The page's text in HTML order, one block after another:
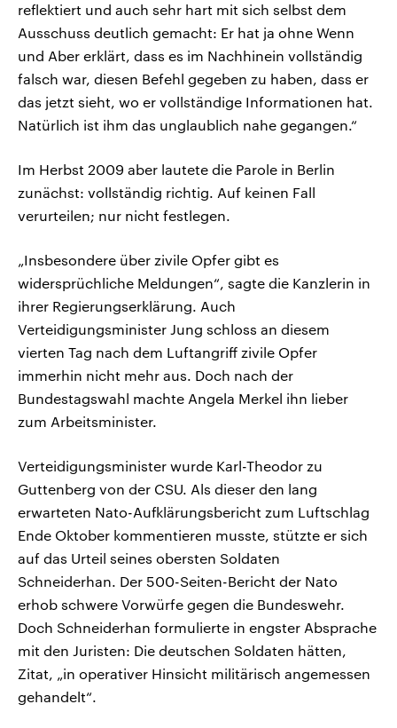
reflektiert und auch sehr hart mit sich selbst dem
Ausschuss deutlich gemacht: Er hat ja ohne Wenn
und Aber erklärt, dass es im Nachhinein vollständig
falsch war, diesen Befehl gegeben zu haben, dass er
das jetzt sieht, wo er vollständige Informationen hat.
Natürlich ist ihm das unglaublich nahe gegangen.“
Im Herbst 2009 aber lautete die Parole in Berlin
zunächst: vollständig richtig. Auf keinen Fall
verurteilen; nur nicht festlegen.
„Insbesondere über zivile Opfer gibt es
widersprüchliche Meldungen“, sagte die Kanzlerin in
ihrer Regierungserklärung. Auch
Verteidigungsminister Jung schloss an diesem
vierten Tag nach dem Luftangriff zivile Opfer
immerhin nicht mehr aus. Doch nach der
Bundestagswahl machte Angela Merkel ihn lieber
zum Arbeitsminister.
Verteidigungsminister wurde Karl-Theodor zu
Guttenberg von der CSU. Als dieser den lang
erwarteten Nato-Aufklärungsbericht zum Luftschlag
Ende Oktober kommentieren musste, stützte er sich
auf das Urteil seines obersten Soldaten
Schneiderhan. Der 500-Seiten-Bericht der Nato
erhob schwere Vorwürfe gegen die Bundeswehr.
Doch Schneiderhan formulierte in engster Absprache
mit den Juristen: Die deutschen Soldaten hätten,
Zitat, „in operativer Hinsicht militärisch angemessen
gehandelt“.